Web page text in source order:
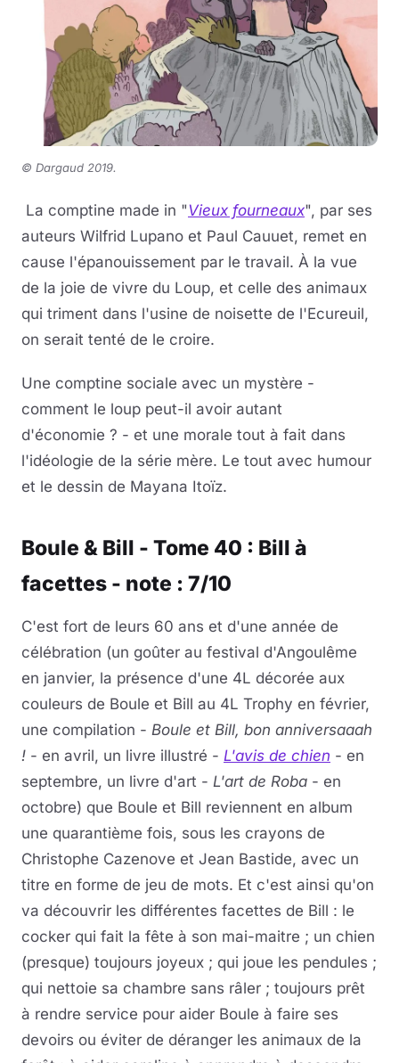
© Dargaud 2019.
La comptine made in "Vieux fourneaux", par ses
auteurs Wilfrid Lupano et Paul Cauuet, remet en
cause l'épanouissement par le travail. À la vue
de la joie de vivre du Loup, et celle des animaux
qui triment dans l'usine de noisette de l'Ecureuil,
on serait tenté de le croire.
Une comptine sociale avec un mystère -
comment le loup peut-il avoir autant
d'économie ? - et une morale tout à fait dans
l'idéologie de la série mère. Le tout avec humour
et le dessin de Mayana Itoïz.
Boule & Bill - Tome 40 : Bill à
facettes - note : 7/10
C'est fort de leurs 60 ans et d'une année de
célébration (un goûter au festival d'Angoulême
en janvier, la présence d'une 4L décorée aux
couleurs de Boule et Bill au 4L Trophy en février,
une compilation - Boule et Bill, bon anniversaaah
! - en avril, un livre illustré - L'avis de chien - en
septembre, un livre d'art - L'art de Roba - en
octobre) que Boule et Bill reviennent en album
une quarantième fois, sous les crayons de
Christophe Cazenove et Jean Bastide, avec un
titre en forme de jeu de mots. Et c'est ainsi qu'on
va découvrir les différentes facettes de Bill : le
cocker qui fait la fête à son mai-maitre ; un chien
(presque) toujours joyeux ; qui joue les pendules ;
qui nettoie sa chambre sans râler ; toujours prêt
à rendre service pour aider Boule à faire ses
devoirs ou éviter de déranger les animaux de la